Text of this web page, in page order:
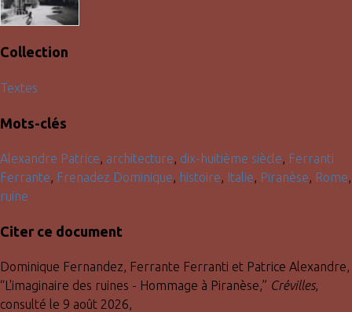
Collection
Textes
Mots-clés
Alexandre Patrice, architecture, dix-huitième siècle, Ferranti
Ferrante, Frenadez Dominique, histoire, Italie, Piranèse, Rome,
ruine
Citer ce document
Dominique Fernandez, Ferrante Ferranti et Patrice Alexandre,
“L'imaginaire des ruines - Hommage à Piranèse,” Crévilles,
consulté le 9 août 2026,